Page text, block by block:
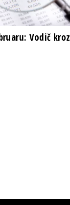
Vodič kroz